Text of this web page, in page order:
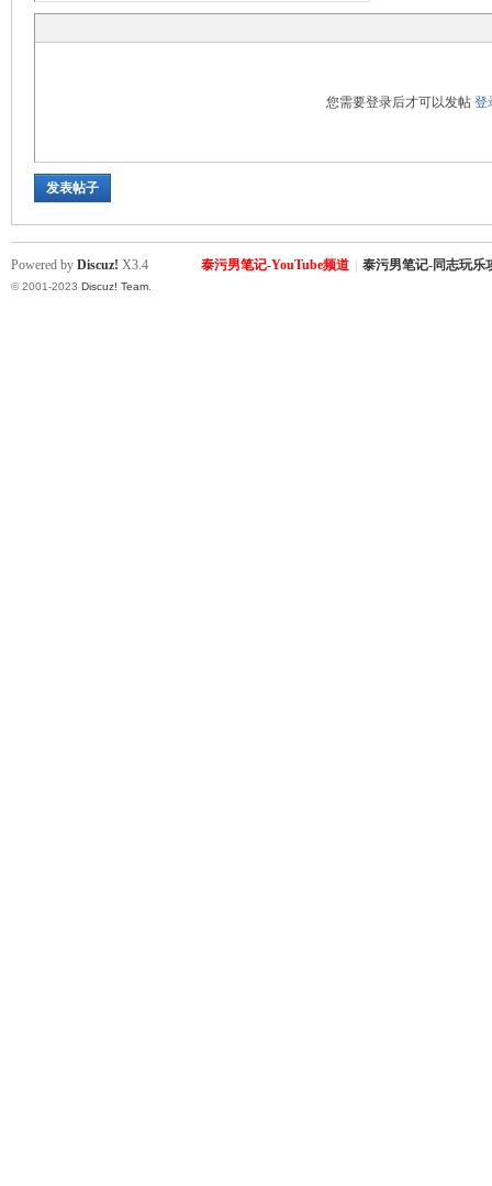
您需要登录后才可以发帖登
发表帖子
泰污男笔记-YouTube频道 泰污男笔记-同志玩乐
Powered by Discuz! X3.4
© 2001-2023 Discuz! Team.